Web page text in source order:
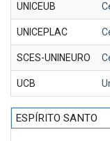
UNICEUB
UNICEPLAC
SCES-UNINEURO
UCB
ESPÍRITO SANTO